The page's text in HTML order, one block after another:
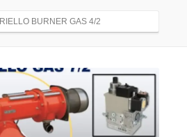
RIELLO BURNER GAS 4/2